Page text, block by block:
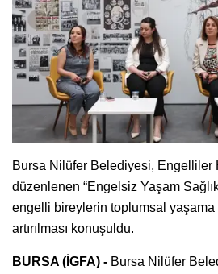
Bursa Nilüfer Belediyesi, Engelliler
düzenlenen “Engelsiz Yaşam
engelli bireylerin toplumsal yaşama
artırılması konuşuldu.
BURSA (İGFA) - Bursa Nilüfer